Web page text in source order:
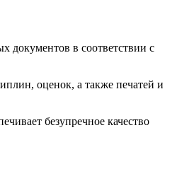
документов в соответствии с
оценок, а также печатей и
безупречное качество